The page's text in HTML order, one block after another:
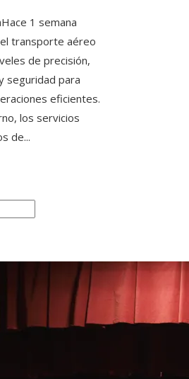
Hace 1 semana
transporte aéreo
de precisión,
seguridad para
eficientes.
los servicios
de...